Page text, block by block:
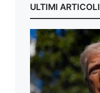
ULTIMI ARTICOLI